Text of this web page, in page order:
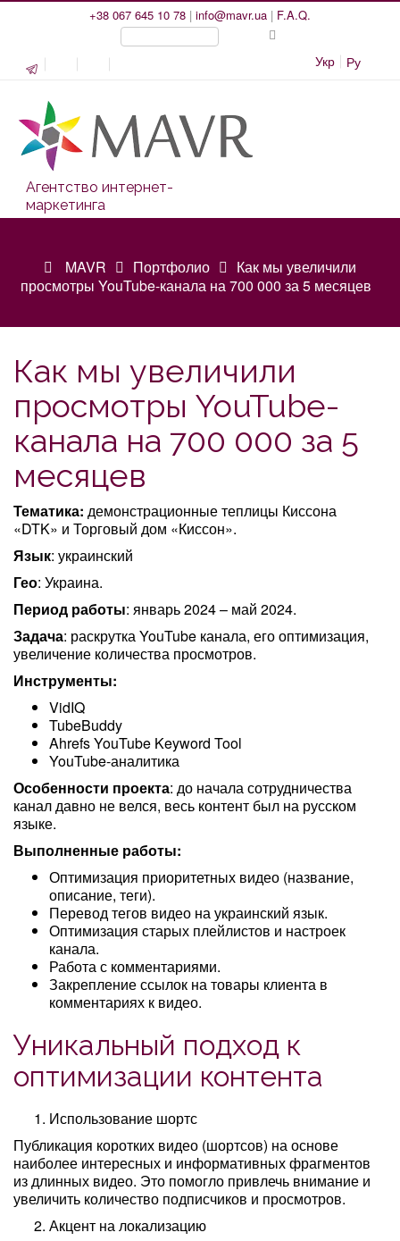
+38 067 645 10 78 | info@mavr.ua | F.A.Q.
Укр Ру
Агентство интернет-
маркетинга
MAVR Портфолио
Как мы увеличили
просмотры YouTube-канала на 700 000 за 5 месяцев
Как мы увеличили
просмотры YouTube-
канала на 700 000 за 5
месяцев
Тематика: демонстрационные теплицы Киссона
«DTK» и Торговый дом «Киссон».
Язык: украинский
Гео: Украина.
Период работы: январь 2024 – май 2024.
Задача: раскрутка YouTube канала, его оптимизация,
увеличение количества просмотров.
Инструменты:
VidIQ
TubeBuddy
Ahrefs YouTube Keyword Tool
YouTube-аналитика
Особенности проекта: до начала сотрудничества
канал давно не велся, весь контент был на русском
языке.
Выполненные работы:
Оптимизация приоритетных видео (название,
описание, теги).
Перевод тегов видео на украинский язык.
Оптимизация старых плейлистов и настроек
канала.
Работа с комментариями.
Закрепление ссылок на товары клиента в
комментариях к видео.
Уникальный подход к
оптимизации контента
Использование шортс
Публикация коротких видео (шортсов) на основе
наиболее интересных и информативных фрагментов
из длинных видео. Это помогло привлечь внимание и
увеличить количество подписчиков и просмотров.
Акцент на локализацию